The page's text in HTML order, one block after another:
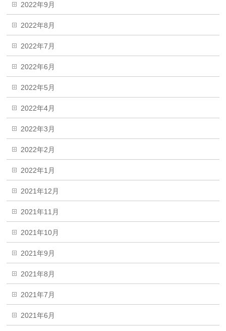
2022年9月
2022年8月
2022年7月
2022年6月
2022年5月
2022年4月
2022年3月
2022年2月
2022年1月
2021年12月
2021年11月
2021年10月
2021年9月
2021年8月
2021年7月
2021年6月